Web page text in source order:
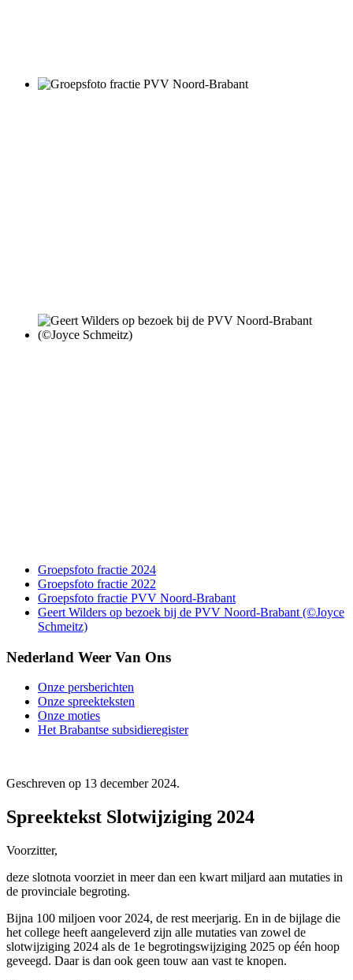
Groepsfoto fractie 2024
Groepsfoto fractie 2022
Groepsfoto fractie PVV Noord-Brabant
Geert Wilders op bezoek bij de PVV Noord-Brabant (©Joyce
Schmeitz)
Nederland Weer Van Ons
Onze persberichten
Onze spreekteksten
Onze moties
Het Brabantse subsidieregister
Geschreven op 13 december 2024.
Spreektekst Slotwijziging 2024
Voorzitter,
deze slotnota voorziet in meer dan een kwart miljard aan mutaties in
de provinciale begroting.
Bijna 100 miljoen voor 2024, de rest meerjarig. En in de bijlage die
het college heeft aangeleverd zijn alle mutaties van zowel de
slotwijziging 2024 als de 1e begrotingswijziging 2025 op één hoop
geveegd. Daar is dan ook geen touw aan vast te knopen.